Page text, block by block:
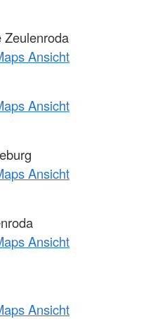
Zeulenroda
Ansicht
Ansicht
Ansicht
Ansicht
Ansicht